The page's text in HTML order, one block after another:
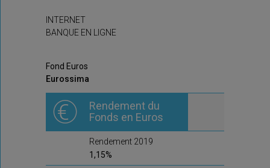
INTERNET
BANQUE EN LIGNE
Fond Euros
Eurossima
Rendement du
Fonds en Euros
Rendement 2019
1,15%